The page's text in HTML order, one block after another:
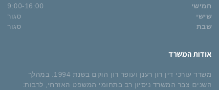
חמישי
9:00-16:00
שישי
סגור
שבת
סגור
אודות המשרד
משרד עורכי דין רון רענן ועופר רון הוקם בשנת 1994. במהלך
השנים צבר המשרד ניסיון רב בתחומי המשפט האזרחי, לרבות: